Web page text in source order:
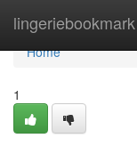
lingeriebookmark
Home
Home
1